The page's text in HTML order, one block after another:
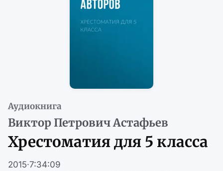
Аудиокнига
Виктор Петрович Астафьев
Хрестоматия для 5 класса
2015·7:34:09